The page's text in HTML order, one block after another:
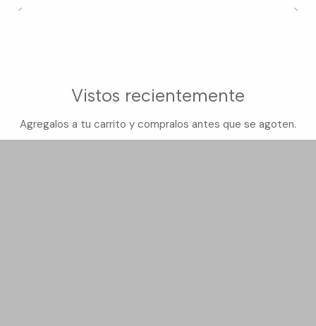
Vistos recientemente
Agregalos a tu carrito y compralos antes que se agoten.